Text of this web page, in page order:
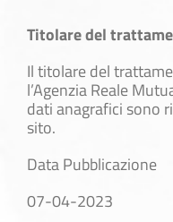
Titolare del
Il titolare del
l’Agenzia Reale
dati anagrafici sono
sito.
Data Pubblicazione
07-04-2023